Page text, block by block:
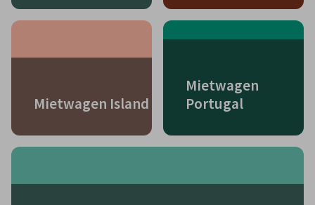
Mietwagen Island
Mietwagen
Portugal